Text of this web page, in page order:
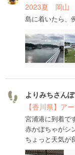
2023夏 岡山
島に着いたら、
よりみちさんぽ
【香川県】ア
宮浦港に到着で
赤かぼちゃがシ
ちょっと天気が